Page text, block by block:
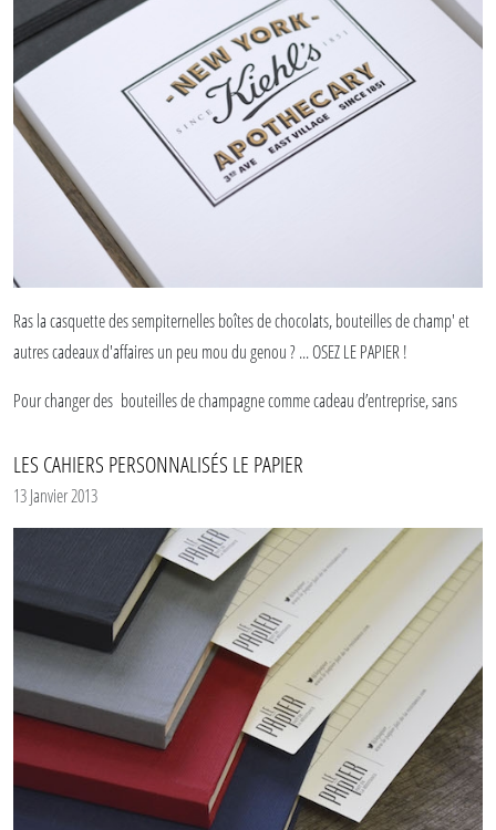
Ras la casquette des sempiternelles boîtes de chocolats, bouteilles de champ' et
autres cadeaux d'affaires un peu mou du genou ? ... OSEZ LE PAPIER !
Pour changer des bouteilles de champagne comme cadeau d’entreprise, sans
personnalisés.
Vous pouvez
la jaquette, ou toute la couverture, faites marcher votre imagination (ou la
Ce cadeau, qui sort de l’ordinaire, qui est plus personnalisé qu’une clé USB, plaira
à vos clients, et à vos employés. Cecadeau d’affaires
est un cadeau parfait
pour les fêtes de fin d’années comme Noël et le Nouvel An ou l'anniversaire de
votre entreprise !
Entièrement personnalisables, ces carnetsferont leur petit effet pour vos
événements
, inaugurations, lancements de produit, voeux de fin d'année,…
Autant d’occasions qui nécessitent d’avoir les bonnes idées…
LES CAHIERS PERSONNALISÉS LE PAPIER
13 Janvier 2013